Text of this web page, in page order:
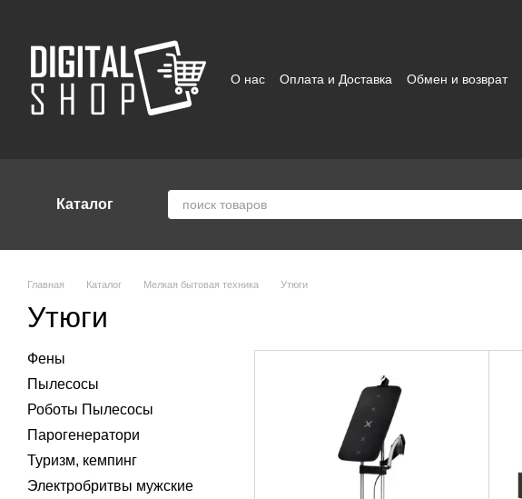
О нас Оплата и Доставка Обмен и возврат
Каталог
Главная Каталог Мелкая бытовая техника Утюги
Утюги
Фены
Пылесосы
Роботы Пылесосы
Парогенератори
Туризм, кемпинг
Электробритвы мужские